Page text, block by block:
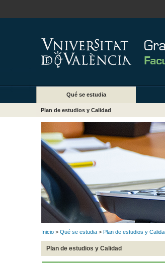
Qué se estudia
Plan de estudios y Calidad
Inicio > Qué se estudia > Plan de estudios y
Plan de estudios y Calidad